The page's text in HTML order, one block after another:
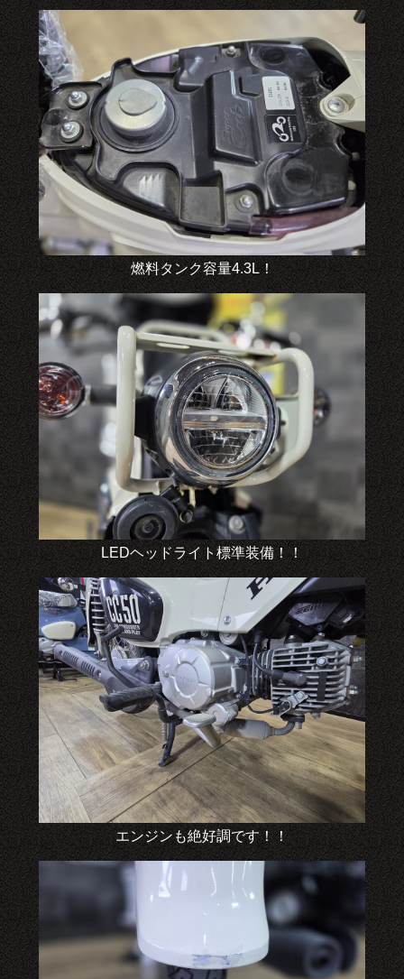
燃料タンク容量4.3L！
LEDヘッドライト標準装備！！
エンジンも絶好調です！！